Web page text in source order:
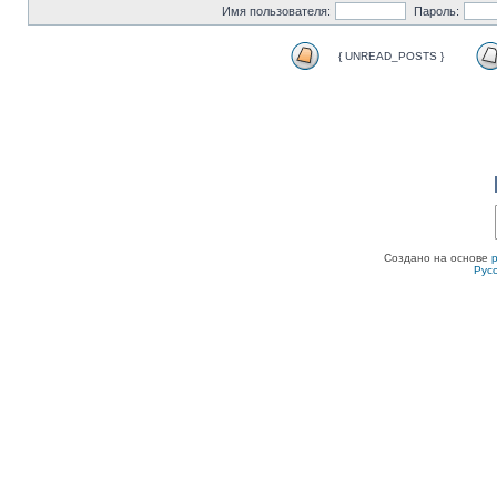
Имя пользователя: Пароль:
{ UNREAD_POSTS }
Создано на основе